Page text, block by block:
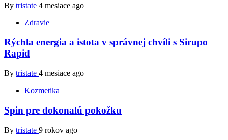
By tristate 4 mesiace ago
Zdravie
Rýchla energia a istota v správnej chvíli s Sirupo
Rapid
By tristate 4 mesiace ago
Kozmetika
Spin pre dokonalú pokožku
By tristate 9 rokov ago